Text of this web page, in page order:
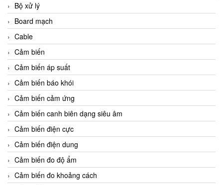
Bộ xử lý
Board mạch
Cable
Cảm biến
Cảm biến áp suất
Cảm biến báo khói
Cảm biến cảm ứng
Cảm biến canh biên dạng siêu âm
Cảm biến điện cực
Cảm biến điện dung
Cảm biến đo độ ẩm
Cảm biến đo khoảng cách